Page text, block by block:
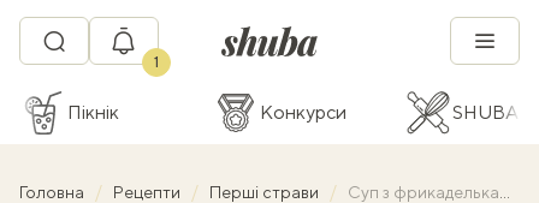
1
Пікнік Конкурси SHUBA
Головна Рецепти Перші страви Суп з фрикадельками та овочами — універсальний рецепт для всієї родини